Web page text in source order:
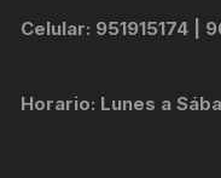
Celular: 951915174 |
Horario: Lunes a